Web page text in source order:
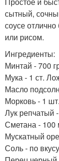
сытный,
соусе
или рисом.
Ингредиенты:
Минтай - 700
Мука - 1 ст.
Масло
Морковь - 1 шт.
Лук репчатый
Сметана - 100
Мускатный
Соль - по